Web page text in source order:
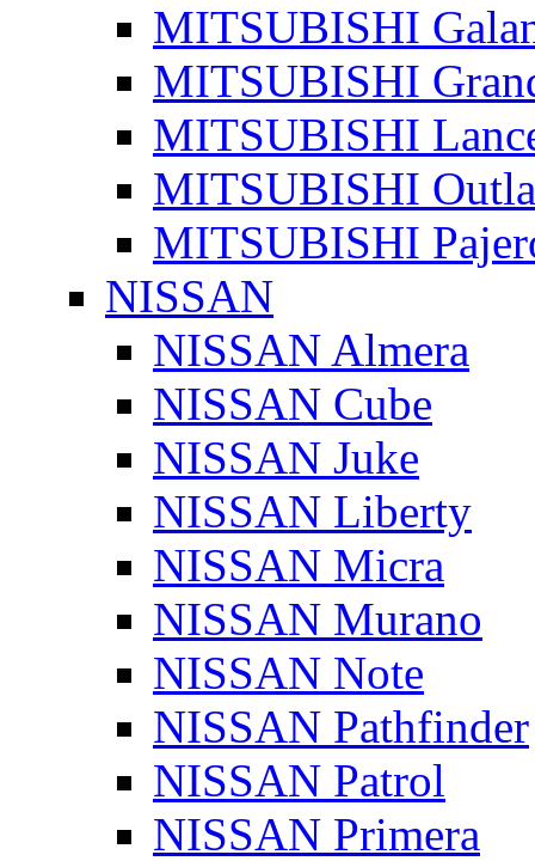
MITSUBISHI
MITSUBISHI
MITSUBISHI
MITSUBISHI
MITSUBISHI
NISSAN
NISSAN Almera
NISSAN Cube
NISSAN Juke
NISSAN Liberty
NISSAN Micra
NISSAN Murano
NISSAN Note
NISSAN Pathfinder
NISSAN Patrol
NISSAN Primera